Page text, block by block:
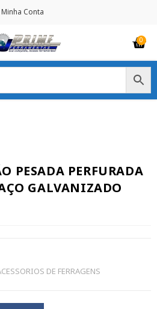
Minha Conta
PESADA PERFURADA
GALVANIZADO
DE FERRAGENS